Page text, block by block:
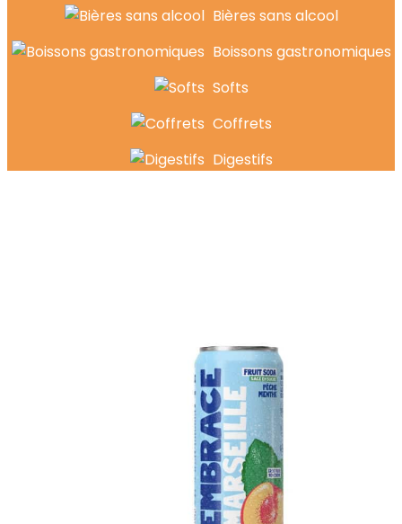
Bières sans alcool
Boissons gastronomiques
Softs
Coffrets
Digestifs